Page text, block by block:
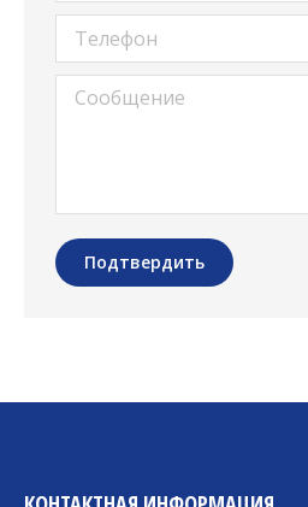
Телефон
Сообщение
Подтвердить